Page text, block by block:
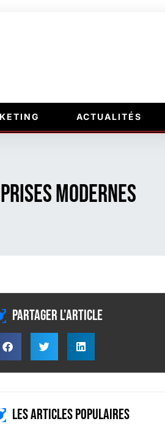
ACTUALITÉS
modernes
Partager l'article
Les articles populaires